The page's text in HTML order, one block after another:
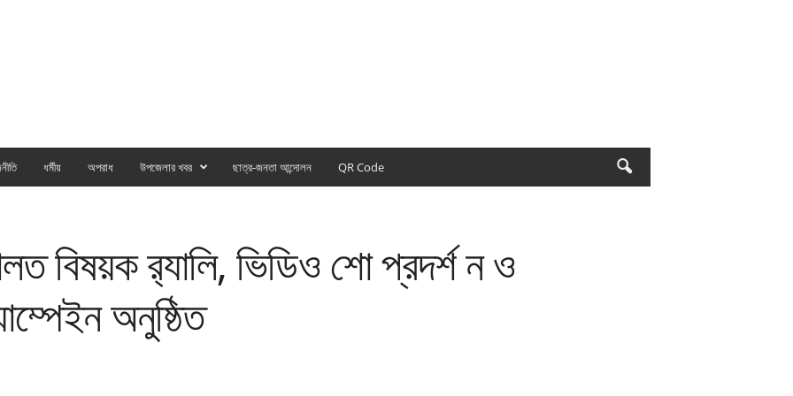
ধর্মীয় অপরাধ উপজেলার খবর ছাত্র-জনতা আন্দোলন QR Code
বিষয়ক র‍্যালি, ভিডিও শো প্রদর্শ ন ও
অনুষ্ঠিত